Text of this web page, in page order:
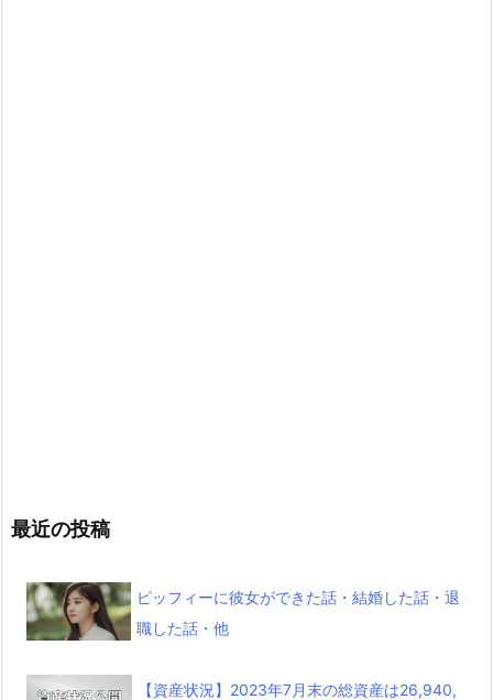
最近の投稿
ピッフィーに彼女ができた話・結婚した話・退
職した話・他
【資産状況】2023年7月末の総資産は26,940,